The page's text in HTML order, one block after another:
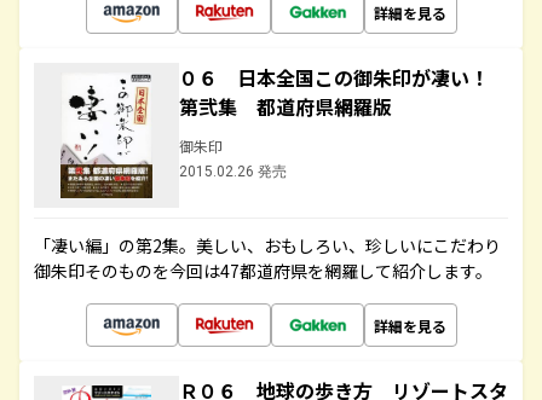
詳細を見る
０６ 日本全国この御朱印が凄い！
第弐集 都道府県網羅版
御朱印
2015.02.26 発売
「凄い編」の第2集。美しい、おもしろい、珍しいにこだわり
御朱印そのものを今回は47都道府県を網羅して紹介します。
詳細を見る
Ｒ０６ 地球の歩き方 リゾートスタ